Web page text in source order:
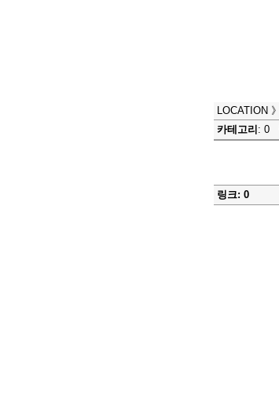
LOCATION 》
카테고리 : 0
링크: 0